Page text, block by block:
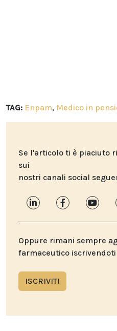
TAG: Enpam, Medico in
Se l'articolo ti è piaciuto
sui
nostri canali social
Oppure rimani sempre
farmaceutico
ISCRIVITI